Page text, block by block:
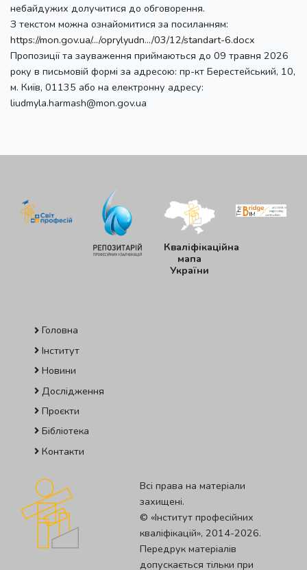
небайдужих долучитися до обговорення.
З текстом можна ознайомитися за посиланням:
https://mon.gov.ua/.../oprylyudn.../03/12/standart-6.docx
Пропозиції та зауваження приймаються до 09 травня 2026
року в письмовій формі за адресою: пр-кт Берестейський, 10,
м. Київ, 01135 або на електронну адресу:
liudmyla.harmash@mon.gov.ua
Кваліфікаційна
мапа
України
Головна
Інститут
Новини
Дослідження
Проєкти
Бібліотека
Контакти
Всі права на матеріали
захищені.
© «Iнститут професiйних
квалiфiкацiй», 2014-2026.
Передрук матеріалів
допускається тільки при